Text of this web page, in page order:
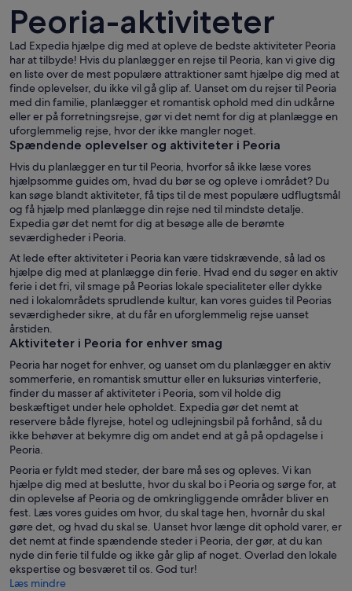
Byens skyline med en flod i
Peoria-aktiviteter
Lad Expedia hjælpe dig med at opleve de bedste aktiviteter Peoria
har at tilbyde! Hvis du planlægger en rejse til Peoria, kan vi give dig
en liste over de mest populære attraktioner samt hjælpe dig med at
finde oplevelser, du ikke vil gå glip af. Uanset om du rejser til Peoria
med din familie, planlægger et romantisk ophold med din udkårne
eller er på forretningsrejse, gør vi det nemt for dig at planlægge en
uforglemmelig rejse, hvor der ikke mangler noget.
Spændende oplevelser og aktiviteter i Peoria
Hvis du planlægger en tur til Peoria, hvorfor så ikke læse vores
hjælpsomme guides om, hvad du bør se og opleve i området? Du
kan søge blandt aktiviteter, få tips til de mest populære udflugtsmål
og få hjælp med planlægge din rejse ned til mindste detalje.
Expedia gør det nemt for dig at besøge alle de berømte
seværdigheder i Peoria.
At lede efter aktiviteter i Peoria kan være tidskrævende, så lad os
hjælpe dig med at planlægge din ferie. Hvad end du søger en aktiv
ferie i det fri, vil smage på Peorias lokale specialiteter eller dykke
ned i lokalområdets sprudlende kultur, kan vores guides til Peorias
seværdigheder sikre, at du får en uforglemmelig rejse uanset
årstiden.
Aktiviteter i Peoria for enhver smag
Peoria har noget for enhver, og uanset om du planlægger en aktiv
sommerferie, en romantisk smuttur eller en luksuriøs vinterferie,
finder du masser af aktiviteter i Peoria, som vil holde dig
beskæftiget under hele opholdet. Expedia gør det nemt at
reservere både flyrejse, hotel og udlejningsbil på forhånd, så du
ikke behøver at bekymre dig om andet end at gå på opdagelse i
Peoria.
Peoria er fyldt med steder, der bare må ses og opleves. Vi kan
hjælpe dig med at beslutte, hvor du skal bo i Peoria og sørge for, at
din oplevelse af Peoria og de omkringliggende områder bliver en
fest. Læs vores guides om hvor, du skal tage hen, hvornår du skal
gøre det, og hvad du skal se. Uanset hvor længe dit ophold varer, er
det nemt at finde spændende steder i Peoria, der gør, at du kan
nyde din ferie til fulde og ikke går glip af noget. Overlad den lokale
ekspertise og besværet til os. God tur!
Læs mindre